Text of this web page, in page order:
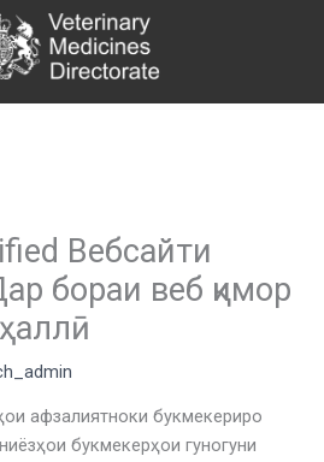
Вебсайти
бораи веб қимор
афзалиятноки букмекериро
букмекерҳои гуногуни